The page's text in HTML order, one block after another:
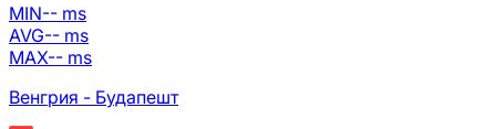
MIN-- ms
AVG-- ms
MAX-- ms
Венгрия - Будапешт